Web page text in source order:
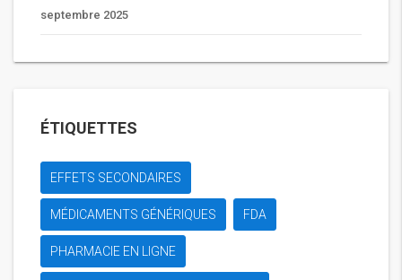
septembre 2025
ÉTIQUETTES
EFFETS SECONDAIRES
MÉDICAMENTS GÉNÉRIQUES FDA
PHARMACIE EN LIGNE